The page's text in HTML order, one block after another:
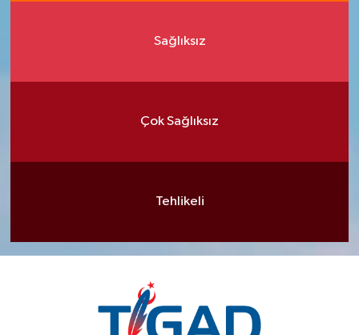
Sağlıksız
Çok Sağlıksız
Tehlikeli